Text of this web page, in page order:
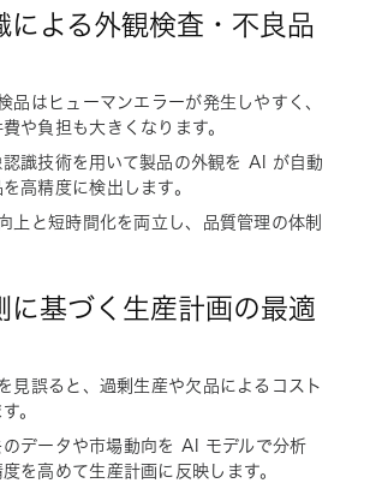
による外観検査・不良品
品はヒューマンエラーが発生しやすく、
や負担も大きくなります。
識技術を用いて製品の外観を AI が自動
高精度に検出します。
上と短時間化を両立し、品質管理の体制
に基づく生産計画の最適
見誤ると、過剰生産や欠品によるコスト
。
データや市場動向を AI モデルで分析
を高めて生産計画に反映します。